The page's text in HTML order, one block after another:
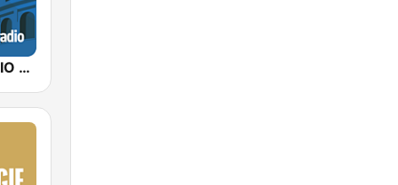
ITALIAN RADIO - ITALIAN.radio